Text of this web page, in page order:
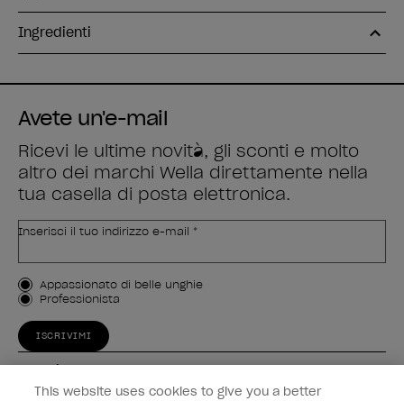
Ingredienti
Avete un'e-mail
Ricevi le ultime novità, gli sconti e molto
altro dei marchi Wella direttamente nella
tua casella di posta elettronica.
Inserisci il tuo indirizzo e-mail *
Tipo di cliente
Appassionato di belle unghie
Professionista
ISCRIVIMI
Esperienza
This website uses cookies to give you a better